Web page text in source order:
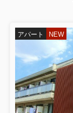
アパート NEW